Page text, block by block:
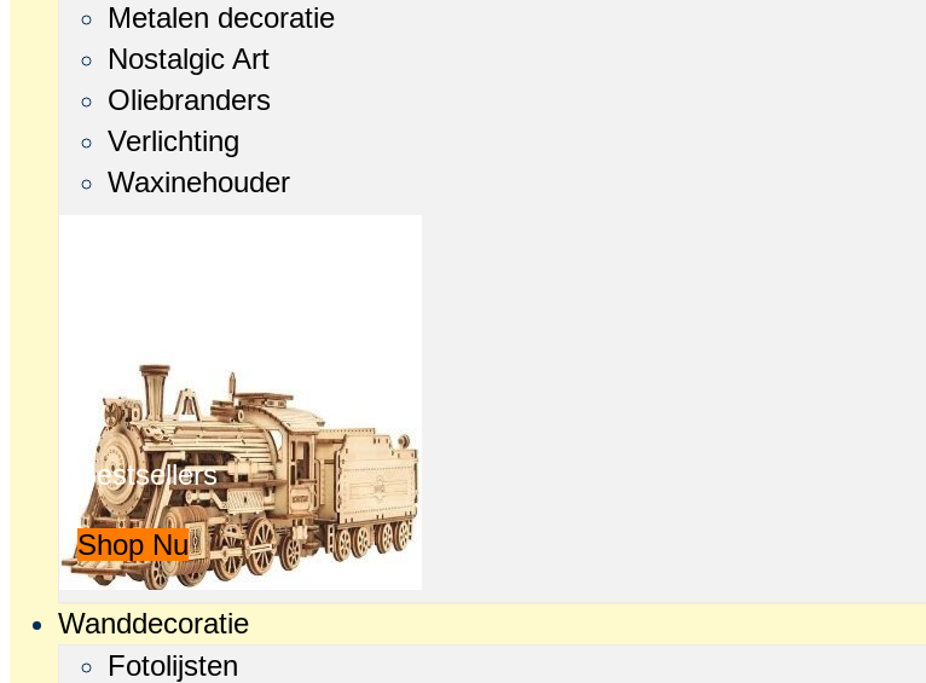
Metalen decoratie
Nostalgic Art
Oliebranders
Verlichting
Waxinehouder
Bestsellers
Shop Nu
Wanddecoratie
Fotolijsten